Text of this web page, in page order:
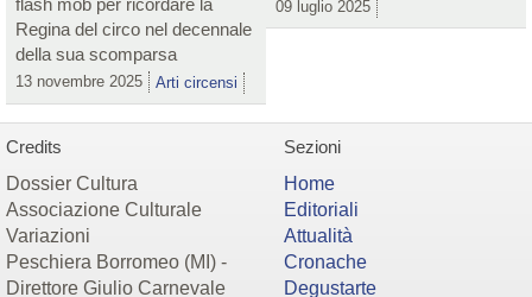
Regina del circo nel decennale
della sua scomparsa
13 novembre 2025 Arti circensi
09 luglio 2025
Credits
Dossier Cultura
Associazione Culturale
Variazioni
Peschiera Borromeo (MI) -
Direttore Giulio Carnevale
Sezioni
Home
Editoriali
Attualità
Cronache
Degustarte